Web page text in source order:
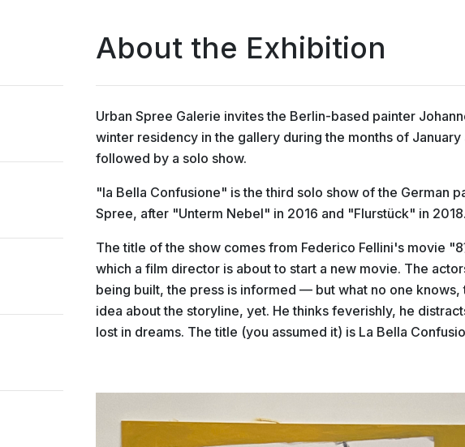
About the Exhibition
Urban Spree Galerie invites the Berlin-based painter
winter residency in the gallery during the months of January
followed by a solo show.
"la Bella Confusione" is the third solo show of the German
Spree, after "Unterm Nebel" in 2016 and "Flurstück" in 2018.
The title of the show comes from Federico Fellini's movie
which a film director is about to start a new movie. The
being built, the press is informed — but what no one knows,
idea about the storyline, yet. He thinks feverishly, he
lost in dreams. The title (you assumed it) is La Bella